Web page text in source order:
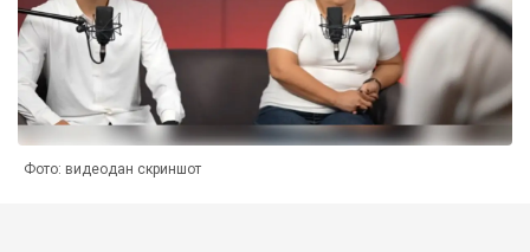
Фото: видеодан скриншот